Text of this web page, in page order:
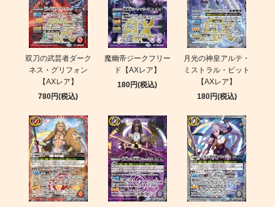
双刀の武芸者ダーク
ネス・グリフォン
【AXレア】
780円(税込)
魔幽帝ジークフリー
ド【AXレア】
180円(税込)
月光の神皇アルテ・
ミストラル・ビット
【AXレア】
180円(税込)